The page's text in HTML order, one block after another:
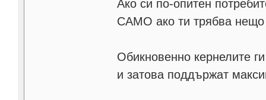
Ако си по-опитен
САМО ако ти трябва нещо
Обикновенно кернелите
и затова поддържат